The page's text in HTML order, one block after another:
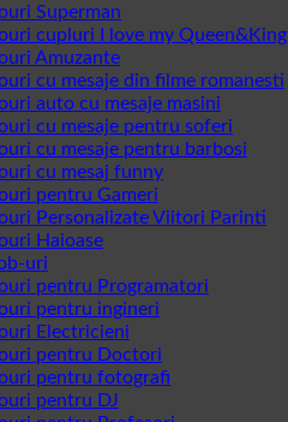
Superman
cupluri I love my Queen&King
Amuzante
cu mesaje din filme romanesti
auto cu mesaje masini
cu mesaje pentru soferi
cu mesaje pentru barbosi
cu mesaj funny
pentru Gameri
Personalizate Viitori Parinti
Haioase
uri
pentru Programatori
pentru ingineri
Electricieni
pentru Doctori
pentru fotografi
pentru DJ